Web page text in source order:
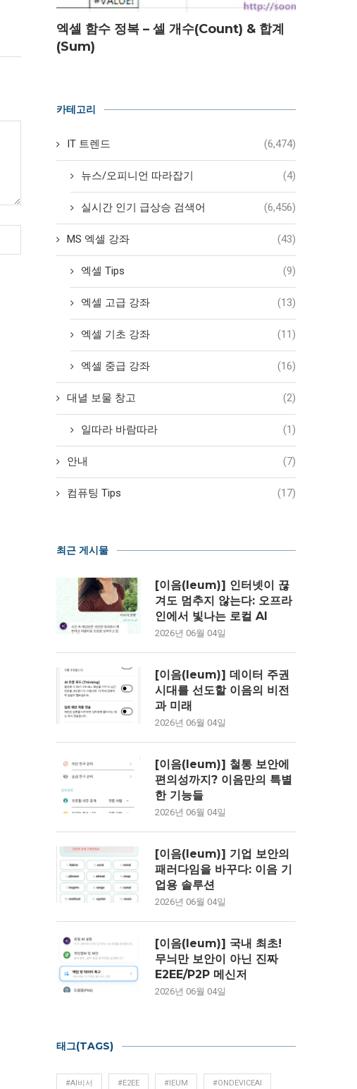
엑셀 함수 정복 – 셀 개수(Count) & 합계
(Sum)
카테고리
IT 트렌드 (6,474)
뉴스/오피니언 따라잡기 (4)
실시간 인기 급상승 검색어 (6,456)
MS 엑셀 강좌 (43)
엑셀 Tips (9)
엑셀 고급 강좌 (13)
엑셀 기초 강좌 (11)
엑셀 중급 강좌 (16)
대녈 보물 창고 (2)
일따라 바람따라 (1)
안내 (7)
컴퓨팅 Tips (17)
최근 게시물
[이음(Ieum)] 인터넷이 끊
겨도 멈추지 않는다: 오프라
인에서 빛나는 로컬 AI
2026년 06월 04일
[이음(Ieum)] 데이터 주권
시대를 선도할 이음의 비전
과 미래
2026년 06월 04일
[이음(Ieum)] 철통 보안에
편의성까지? 이음만의 특별
한 기능들
2026년 06월 04일
[이음(Ieum)] 기업 보안의
패러다임을 바꾸다: 이음 기
업용 솔루션
2026년 06월 04일
[이음(Ieum)] 국내 최초!
무늬만 보안이 아닌 진짜
E2EE/P2P 메신저
2026년 06월 04일
태그(TAGS)
#AI비서 #E2EE #IEUM #ONDEVICEAI